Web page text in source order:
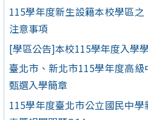
115學年度新生設籍本校學區之
注意事項
[學區公告]本校115學年度入學
臺北市、新北市115學年度高
甄選入學簡章
115學年度臺北市公立國民中